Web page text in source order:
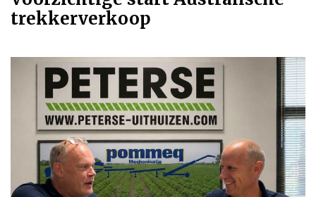
trekkerverkoop